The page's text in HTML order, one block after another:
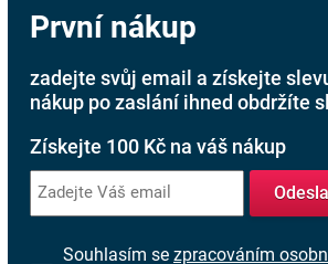
Rodinná firma
S tradicí od roku 1991
Popis produktu
Kombinovaná komodaTampa 2-2T2S
prostor. Moderní komoda zaujme
První nákup
zadejte svůj email a získejte
nákup po zaslání ihned obdržíte
Získejte 100 Kč na váš nákup
Souhlasím se zpracováním